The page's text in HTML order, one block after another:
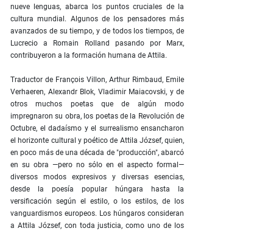
nueve lenguas, abarca los puntos cruciales de la
cultura mundial. Algunos de los pensadores más
avanzados de su tiempo, y de todos los tiempos, de
Lucrecio a Romain Rolland pasando por Marx,
contribuyeron a la formación humana de Attila.
Traductor de François Villon, Arthur Rimbaud, Emile
Verhaeren, Alexandr Blok, Vladimir Maiacovski, y de
otros muchos poetas que de algún modo
impregnaron su obra, los poetas de la Revolución de
Octubre, el dadaísmo y el surrealismo ensancharon
el horizonte cultural y poético de Attila József, quien,
en poco más de una década de "producción", abarcó
en su obra —pero no sólo en el aspecto formal—
diversos modos expresivos y diversas esencias,
desde la poesía popular húngara hasta la
versificación según el estilo, o los estilos, de los
vanguardismos europeos. Los húngaros consideran
a Attila József, con toda justicia, como uno de los